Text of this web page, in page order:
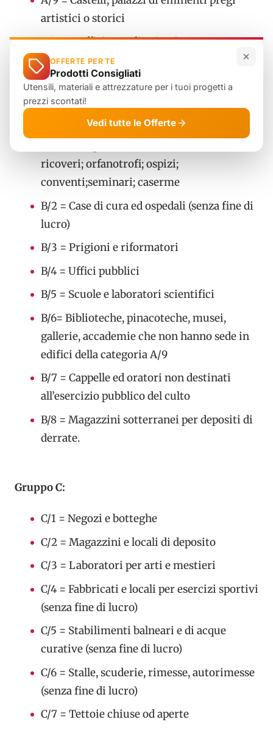
artistici o storici
A/10 = Uffici e studi privati
A/11 = Abitazioni ed alloggi tipici dei luoghi
Gruppo B:
ricoveri; orfanotrofi; ospizi;
conventi;seminari; caserme
B/2 = Case di cura ed ospedali (senza fine di
lucro)
B/3 = Prigioni e riformatori
B/4 = Uffici pubblici
B/5 = Scuole e laboratori scientifici
B/6= Biblioteche, pinacoteche, musei,
gallerie, accademie che non hanno sede in
edifici della categoria A/9
B/7 = Cappelle ed oratori non destinati
all’esercizio pubblico del culto
B/8 = Magazzini sotterranei per depositi di
derrate.
Gruppo C:
C/1 = Negozi e botteghe
C/2 = Magazzini e locali di deposito
C/3 = Laboratori per arti e mestieri
C/4 = Fabbricati e locali per esercizi sportivi
(senza fine di lucro)
C/5 = Stabilimenti balneari e di acque
curative (senza fine di lucro)
C/6 = Stalle, scuderie, rimesse, autorimesse
(senza fine di lucro)
C/7 = Tettoie chiuse od aperte
OFFERTE PER TE
Prodotti Consigliati
Utensili, materiali e attrezzature per i tuoi progetti a
prezzi scontati!
Vedi tutte le Offerte